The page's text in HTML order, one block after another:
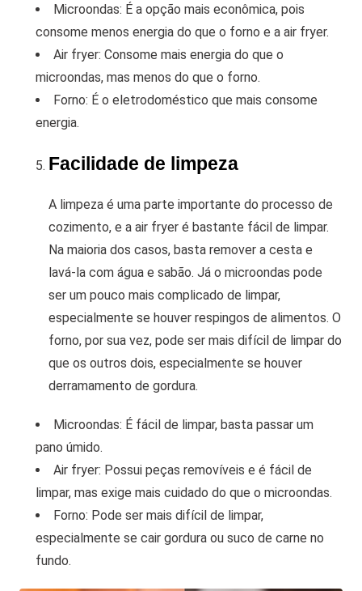
Microondas: É a opção mais econômica, pois
consome menos energia do que o forno e a air fryer.
Air fryer: Consome mais energia do que o
microondas, mas menos do que o forno.
Forno: É o eletrodoméstico que mais consome
energia.
Facilidade de limpeza
A limpeza é uma parte importante do processo de
cozimento, e a air fryer é bastante fácil de limpar.
Na maioria dos casos, basta remover a cesta e
lavá-la com água e sabão. Já o microondas pode
ser um pouco mais complicado de limpar,
especialmente se houver respingos de alimentos. O
forno, por sua vez, pode ser mais difícil de limpar do
que os outros dois, especialmente se houver
derramamento de gordura.
Microondas: É fácil de limpar, basta passar um
pano úmido.
Air fryer: Possui peças removíveis e é fácil de
limpar, mas exige mais cuidado do que o microondas.
Forno: Pode ser mais difícil de limpar,
especialmente se cair gordura ou suco de carne no
fundo.